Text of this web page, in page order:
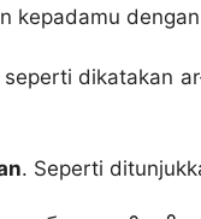
kepadamu
seperti dikatakan
. Seperti